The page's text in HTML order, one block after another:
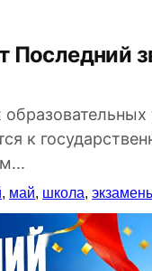
к
, май, школа,